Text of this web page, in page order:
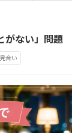
がない」問題
合い